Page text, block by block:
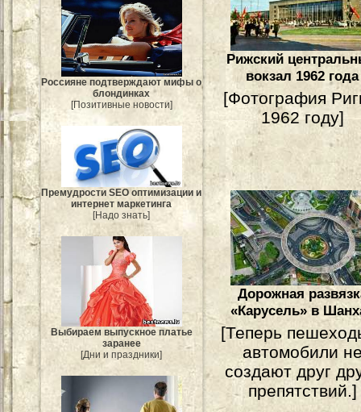
Россияне подтверждают мифы о
блондинках
[Позитивные новости]
Премудрости SEO оптимизации и
интернет маркетинга
[Надо знать]
Выбираем выпускное платье
заранее
[Дни и праздники]
Рижский
вокзал 1962 года
[Фотография
1962 году]
Дорожная
«Карусель» в
[Теперь
автомобили
создают друг
препятствий.]